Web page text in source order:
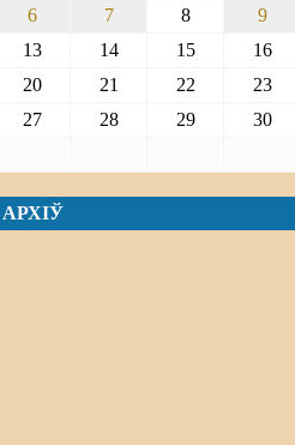
6 7 8
9
13 14 15
16
20 21 22
23
27 28 29
30
АРХІЎ